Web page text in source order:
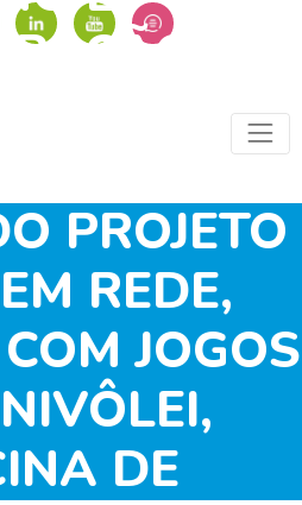
DO
DE UM
NÚCLEOS
PROJETO
REDE,
JOGOS
DE